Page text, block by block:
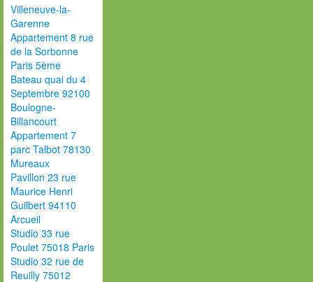
Villeneuve-la-
Garenne
Appartement 8 rue
de la Sorbonne
Paris 5ème
Bateau quai du 4
Septembre 92100
Boulogne-
Billancourt
Appartement 7
parc Talbot 78130
Mureaux
Pavillon 23 rue
Maurice Henri
Guilbert 94110
Arcueil
Studio 33 rue
Poulet 75018 Paris
Studio 32 rue de
Reuilly 75012